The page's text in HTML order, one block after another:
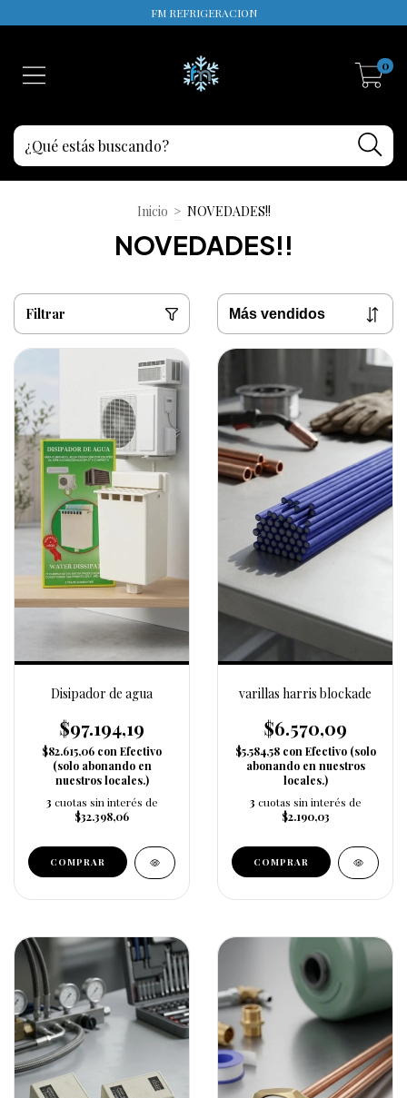
FM REFRIGERACION
0
Inicio > NOVEDADES!!
NOVEDADES!!
Filtrar
Disipador de agua
$97.194,19
$82.615,06 con Efectivo
(solo abonando en
nuestros locales.)
3 cuotas sin interés de
$32.398,06
varillas harris blockade
$6.570,09
$5.584,58 con Efectivo (solo
abonando en nuestros
locales.)
3 cuotas sin interés de
$2.190,03